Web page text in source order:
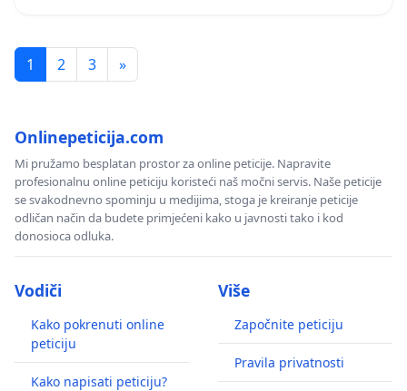
1 2 3 »
Onlinepeticija.com
Mi pružamo besplatan prostor za online peticije. Napravite
profesionalnu online peticiju koristeći naš močni servis. Naše peticije
se svakodnevno spominju u medijima, stoga je kreiranje peticije
odličan način da budete primjećeni kako u javnosti tako i kod
donosioca odluka.
Vodiči
Kako pokrenuti online
peticiju
Kako napisati peticiju?
Više
Započnite peticiju
Pravila privatnosti